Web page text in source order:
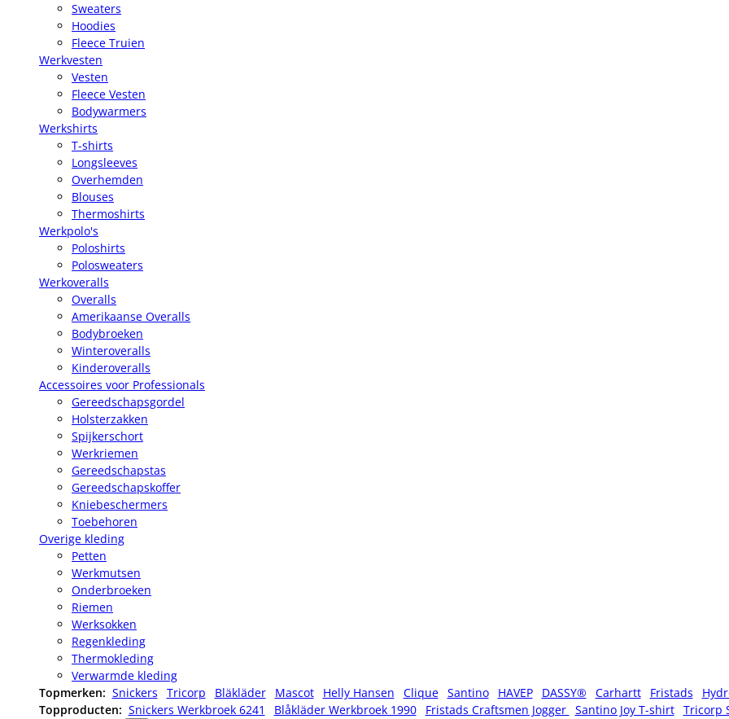
Sweaters
Hoodies
Fleece Truien
Werkvesten
Vesten
Fleece Vesten
Bodywarmers
Werkshirts
T-shirts
Longsleeves
Overhemden
Blouses
Thermoshirts
Werkpolo's
Poloshirts
Polosweaters
Werkoveralls
Overalls
Amerikaanse Overalls
Bodybroeken
Winteroveralls
Kinderoveralls
Accessoires voor Professionals
Gereedschapsgordel
Holsterzakken
Spijkerschort
Werkriemen
Gereedschapstas
Gereedschapskoffer
Kniebeschermers
Toebehoren
Overige kleding
Petten
Werkmutsen
Onderbroeken
Riemen
Werksokken
Regenkleding
Thermokleding
Verwarmde kleding
Topmerken: Snickers Tricorp Bläkläder Mascot Helly Hansen Clique Santino HAVEP DASSY® Carhartt Fristads
Topproducten: Snickers Werkbroek 6241 Blåkläder Werkbroek 1990 Fristads Craftsmen Jogger Santino Joy T-shirt
Tricorp